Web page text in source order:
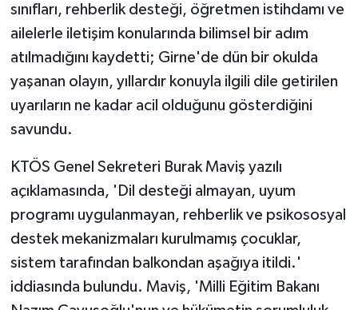
sınıfları, rehberlik desteği, öğretmen istihdamı ve
ailelerle iletişim konularında bilimsel bir adım
atılmadığını kaydetti; Girne'de dün bir okulda
yaşanan olayın, yıllardır konuyla ilgili dile getirilen
uyarıların ne kadar acil olduğunu gösterdiğini
savundu.
KTÖS Genel Sekreteri Burak Maviş yazılı
açıklamasında, 'Dil desteği almayan, uyum
programı uygulanmayan, rehberlik ve psikososyal
destek mekanizmaları kurulmamış çocuklar,
sistem tarafından balkondan aşağıya itildi.'
iddiasında bulundu. Maviş, 'Milli Eğitim Bakanı
Nöbetçi Eczaneler
ÖZEL HABER
SAĞLIK
SPOR
TATLISU
TEKNOLOJİ